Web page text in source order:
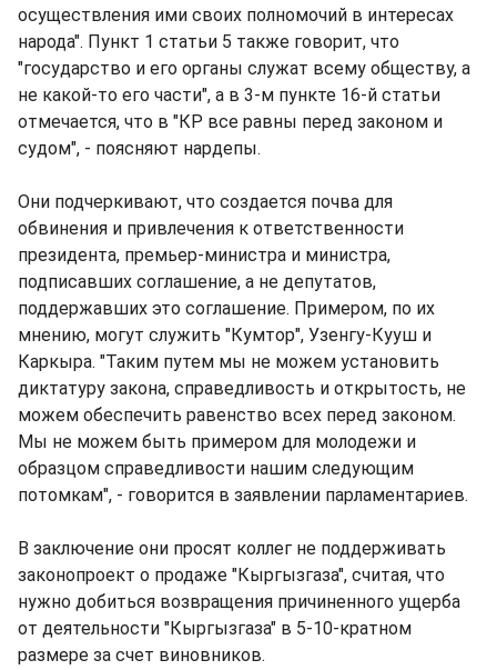
осуществления ими своих полномочий в интересах
народа". Пункт 1 статьи 5 также говорит, что
"государство и его органы служат всему обществу, а
не какой-то его части", а в 3-м пункте 16-й статьи
отмечается, что в "КР все равны перед законом и
судом", - поясняют нардепы.
Они подчеркивают, что создается почва для
обвинения и привлечения к ответственности
президента, премьер-министра и министра,
подписавших соглашение, а не депутатов,
поддержавших это соглашение. Примером, по их
мнению, могут служить "Кумтор", Узенгу-Кууш и
Каркыра. "Таким путем мы не можем установить
диктатуру закона, справедливость и открытость, не
можем обеспечить равенство всех перед законом.
Мы не можем быть примером для молодежи и
образцом справедливости нашим следующим
потомкам", - говорится в заявлении парламентариев.
В заключение они просят коллег не поддерживать
законопроект о продаже "Кыргызгаза", считая, что
нужно добиться возвращения причиненного ущерба
от деятельности "Кыргызгаза" в 5-10-кратном
размере за счет виновников.